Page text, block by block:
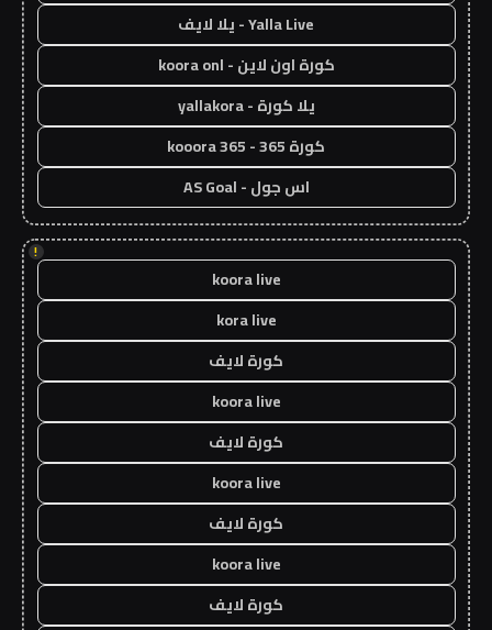
Yalla Live - يلا لايف
كورة اون لاين - koora onl
يلا كورة - yallakora
كورة 365 - kooora 365
اس جول - AS Goal
!
koora live
kora live
كورة لايف
koora live
كورة لايف
koora live
كورة لايف
koora live
كورة لايف